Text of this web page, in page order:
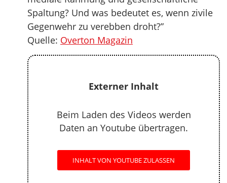
Spaltung? Und was bedeutet es, wenn zivile
Gegenwehr zu verebben droht?”
Quelle: Overton Magazin
Externer Inhalt
Beim Laden des Videos werden
Daten an Youtube übertragen.
INHALT VON YOUTUBE ZULASSEN